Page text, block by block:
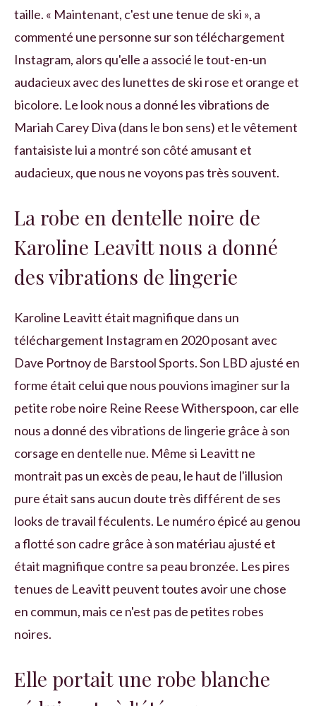
taille. « Maintenant, c'est une tenue de ski », a
commenté une personne sur son téléchargement
Instagram, alors qu'elle a associé le tout-en-un
audacieux avec des lunettes de ski rose et orange et
bicolore. Le look nous a donné les vibrations de
Mariah Carey Diva (dans le bon sens) et le vêtement
fantaisiste lui a montré son côté amusant et
audacieux, que nous ne voyons pas très souvent.
La robe en dentelle noire de
Karoline Leavitt nous a donné
des vibrations de lingerie
Karoline Leavitt était magnifique dans un
téléchargement Instagram en 2020 posant avec
Dave Portnoy de Barstool Sports. Son LBD ajusté en
forme était celui que nous pouvions imaginer sur la
petite robe noire Reine Reese Witherspoon, car elle
nous a donné des vibrations de lingerie grâce à son
corsage en dentelle nue. Même si Leavitt ne
montrait pas un excès de peau, le haut de l'illusion
pure était sans aucun doute très différent de ses
looks de travail féculents. Le numéro épicé au genou
a flotté son cadre grâce à son matériau ajusté et
était magnifique contre sa peau bronzée. Les pires
tenues de Leavitt peuvent toutes avoir une chose
en commun, mais ce n'est pas de petites robes
noires.
Elle portait une robe blanche